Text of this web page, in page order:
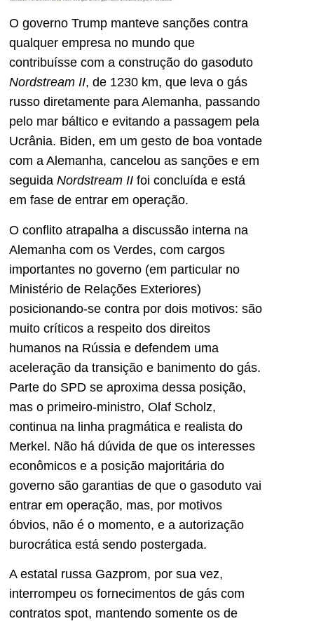
O governo Trump manteve sanções contra
qualquer empresa no mundo que
contribuísse com a construção do gasoduto
Nordstream II, de 1230 km, que leva o gás
russo diretamente para Alemanha, passando
pelo mar báltico e evitando a passagem pela
Ucrânia. Biden, em um gesto de boa vontade
com a Alemanha, cancelou as sanções e em
seguida Nordstream II foi concluída e está
em fase de entrar em operação.
O conflito atrapalha a discussão interna na
Alemanha com os Verdes, com cargos
importantes no governo (em particular no
Ministério de Relações Exteriores)
posicionando-se contra por dois motivos: são
muito críticos a respeito dos direitos
humanos na Rússia e defendem uma
aceleração da transição e banimento do gás.
Parte do SPD se aproxima dessa posição,
mas o primeiro-ministro, Olaf Scholz,
continua na linha pragmática e realista do
Merkel. Não há dúvida de que os interesses
econômicos e a posição majoritária do
governo são garantias de que o gasoduto vai
entrar em operação, mas, por motivos
óbvios, não é o momento, e a autorização
burocrática está sendo postergada.
A estatal russa Gazprom, por sua vez,
interrompeu os fornecimentos de gás com
contratos spot, mantendo somente os de